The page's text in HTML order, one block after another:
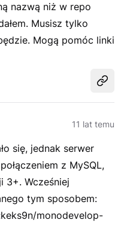
nazwą niż w repo
Musisz tylko
Mogą pomóc linki
11 lat temu
się, jednak serwer
z MySQL,
3+. Wcześniej
tym sposobem:
monodevelop-